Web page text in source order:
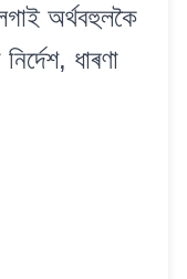
অৰ্থবহুলকৈ
ধাৰণা